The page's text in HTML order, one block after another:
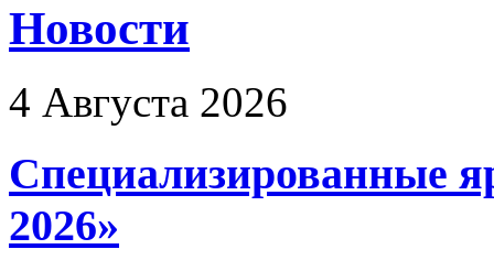
Новости
4 Августа 2026
Специализированные
2026»